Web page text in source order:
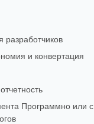
разработчиков
и конвертация
Программно или с